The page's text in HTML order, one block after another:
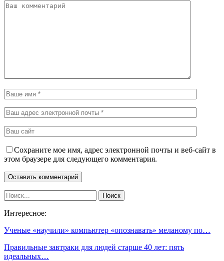
Сохраните мое имя, адрес электронной почты и веб-сайт в
этом браузере для следующего комментария.
Интересное:
Ученые «научили» компьютер «опознавать» меланому по…
Правильные завтраки для людей старше 40 лет: пять
идеальных…